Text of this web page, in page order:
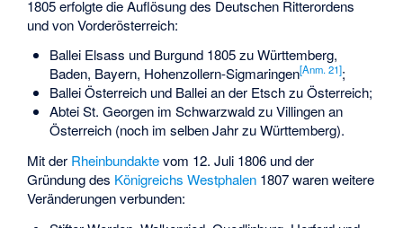
1805 erfolgte die Auflösung des Deutschen Ritterordens
und von Vorderösterreich:
Ballei Elsass und Burgund 1805 zu Württemberg,
Baden, Bayern, Hohenzollern-Sigmaringen[Anm. 21];
Ballei Österreich und Ballei an der Etsch zu Österreich;
Abtei St. Georgen im Schwarzwald zu Villingen an
Österreich (noch im selben Jahr zu Württemberg).
Mit der Rheinbundaktevom 12. Juli 1806 und der
Gründung des Königreichs Westphalen 1807 waren weitere
Veränderungen verbunden: